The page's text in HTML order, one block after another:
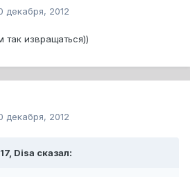
декабря, 2012
извращаться))
декабря, 2012
Disa сказал: